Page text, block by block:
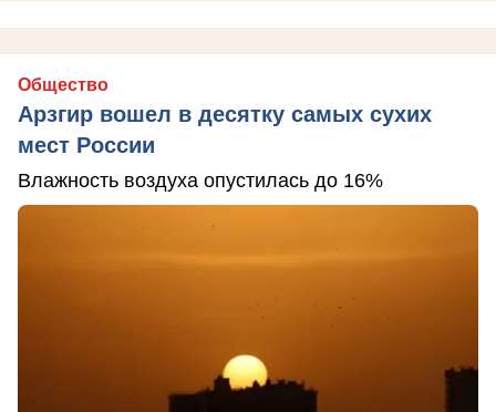
Общество
Арзгир вошел в десятку самых сухих
мест России
Влажность воздуха опустилась до 16%